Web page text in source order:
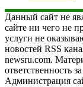
Данный сайт не
сайте ни чего не
услуги не
новостей RSS
newsru.com.
ответственность
Администрация